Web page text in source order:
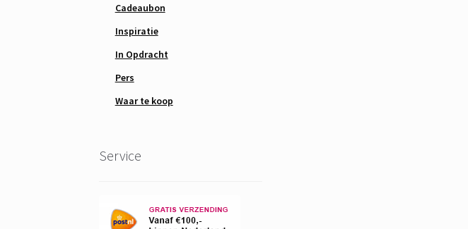
Cadeaubon
Inspiratie
In Opdracht
Pers
Waar te koop
Service